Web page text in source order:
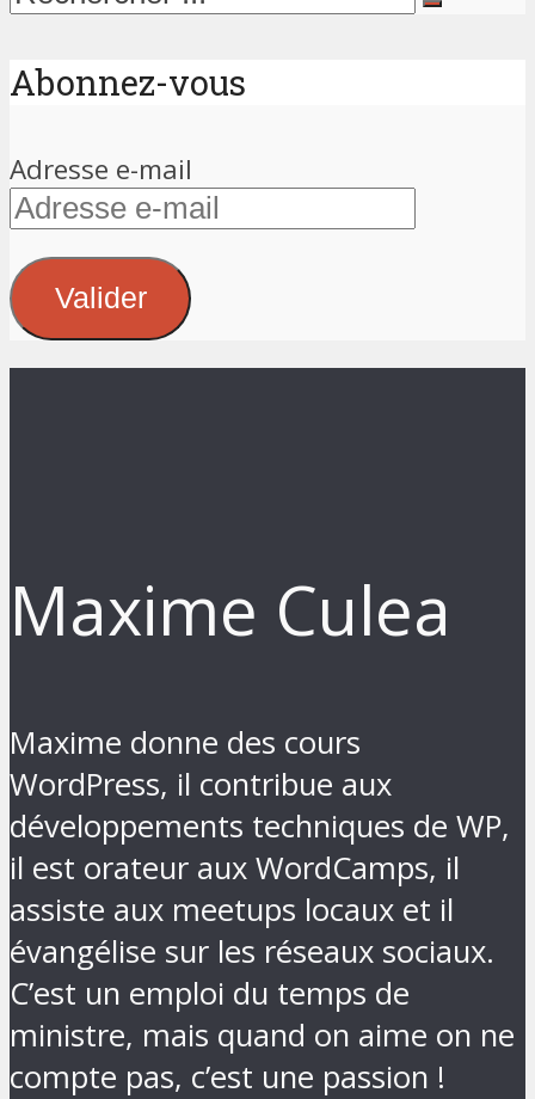
Abonnez-vous
Adresse e-mail
Valider
Maxime Culea
Maxime donne des cours
WordPress, il contribue aux
développements techniques de WP,
il est orateur aux WordCamps, il
assiste aux meetups locaux et il
évangélise sur les réseaux sociaux.
C’est un emploi du temps de
ministre, mais quand on aime on ne
compte pas, c’est une passion !